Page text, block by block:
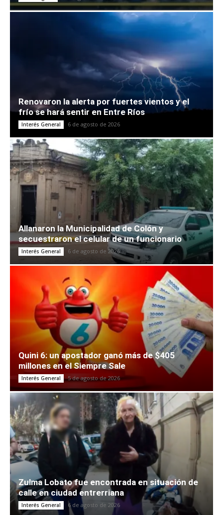
Renovaron la alerta por fuertes vientos y el
frío se hará sentir en Entre Ríos
Interés General 6 de agosto de 2026
Allanaron la Municipalidad de Colón y
secuestraron el celular de un funcionario
Interés General 6 de agosto de 2026
Quini 6: un apostador ganó más de $405
millones en el Siempre Sale
Interés General 5 de agosto de 2026
Zulma Lobato fue encontrada en situación de
calle en ciudad entrerriana
Interés General 6 de agosto de 2026